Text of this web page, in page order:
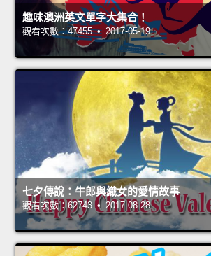
趣味澳洲英文單字大集合！
觀看次數：47455 • 2017-05-19
七夕傳說：牛郎與織女的愛情故事
觀看次數：62743 • 2017-08-28